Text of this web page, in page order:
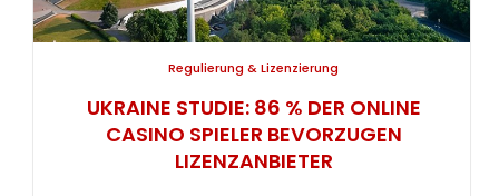
Regulierung & Lizenzierung
UKRAINE STUDIE: 86 % DER ONLINE
CASINO SPIELER BEVORZUGEN
LIZENZANBIETER